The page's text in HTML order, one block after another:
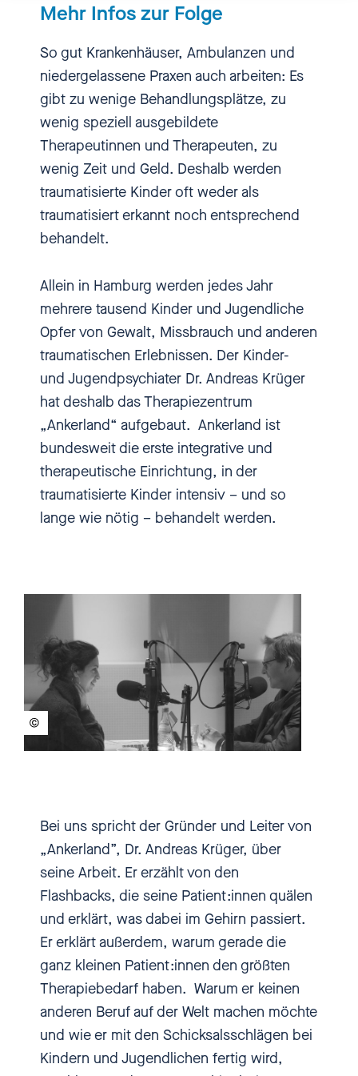
umbringt.
[00:00:21.120] - Nadia Kailouli
Hi. Herzlich willkommen bei
einbiszwei, dem Podcast über
Sexismus, sexuelle Übergriffe
und sexuelle Gewalt gegen
Kinder und Jugendliche.
Einbiszwei? Ja, genau. Ein bis
zwei Kinder sind in jeder
Schulklasse in Deutschland
Wieso das so häufig passiert und
was man gegen sexuelle
Übergriffe tun kann, das erfahrt
ihr hier bei einbiszwei. Ich bin
Nadia Kailouli und in diesem
Podcast spreche ich mit
Expert*innen, Journalist*innen
und Betroffenen. Wir reden über
akute Missstände, Anlaufstellen
und persönliche Geschichten.
Wenn es euch damit aber nicht
und Hilfeangebote verlinkt, wo
einbiszwei. Schön, dass du uns
zuhörst.
Allein in Hamburg werden jedes
Jahr mehrere 1000 Kinder und
so gut Krankenhäuser,
Ambulanzen und niedergelassene
Praxen auch arbeiten es gibt zu
wenig Behandlungsplätze, zu
wenig speziell ausgebildete
Therapeutinnen und
Therapeuten, zu wenig Zeit und
Geld. Deswegen werden
traumatisierte Kinder oft weder
als traumatisiert erkannt noch
entsprechend behandelt. Der
Mehr Infos zur Folge
So gut Krankenhäuser, Ambulanzen und
niedergelassene Praxen auch arbeiten: Es
gibt zu wenige Behandlungsplätze, zu
wenig speziell ausgebildete
Therapeutinnen und Therapeuten, zu
wenig Zeit und Geld. Deshalb werden
traumatisierte Kinder oft weder als
traumatisiert erkannt noch entsprechend
behandelt.
Allein in Hamburg werden jedes Jahr
mehrere tausend Kinder und Jugendliche
Opfer von Gewalt, Missbrauch und anderen
traumatischen Erlebnissen. Der Kinder-
und Jugendpsychiater Dr. Andreas Krüger
hat deshalb das Therapiezentrum
„Ankerland“ aufgebaut. Ankerland ist
bundesweit die erste integrative und
therapeutische Einrichtung, in der
traumatisierte Kinder intensiv – und so
lange wie nötig – behandelt werden.
Bei uns spricht der Gründer und Leiter von
„Ankerland”, Dr. Andreas Krüger, über
seine Arbeit. Er erzählt von den
Flashbacks, die seine Patient:innen quälen
und erklärt, was dabei im Gehirn passiert.
Er erklärt außerdem, warum gerade die
ganz kleinen Patient:innen den größten
Therapiebedarf haben. Warum er keinen
anderen Beruf auf der Welt machen möchte
und wie er mit den Schicksalsschlägen bei
Kindern und Jugendlichen fertig wird,